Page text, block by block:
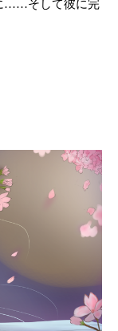
……そして彼に完